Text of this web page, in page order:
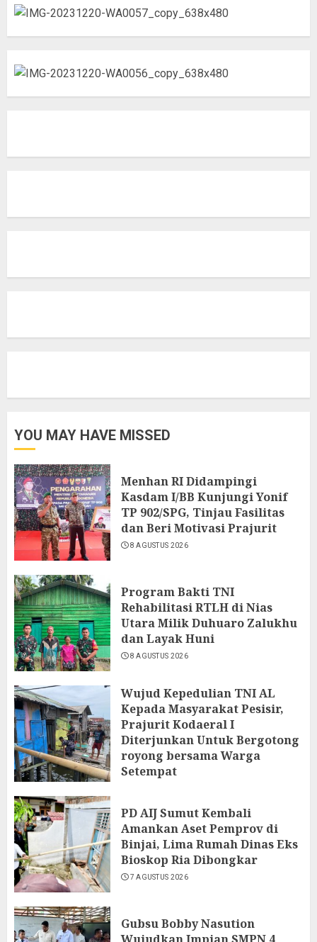
YOU MAY HAVE MISSED
Menhan RI Didampingi
Kasdam I/BB Kunjungi Yonif
TP 902/SPG, Tinjau Fasilitas
dan Beri Motivasi Prajurit
8 AGUSTUS 2026
Program Bakti TNI
Rehabilitasi RTLH di Nias
Utara Milik Duhuaro Zalukhu
dan Layak Huni
8 AGUSTUS 2026
Wujud Kepedulian TNI AL
Kepada Masyarakat Pesisir,
Prajurit Kodaeral I
Diterjunkan Untuk Bergotong
royong bersama Warga
Setempat
PD AIJ Sumut Kembali
Amankan Aset Pemprov di
Binjai, Lima Rumah Dinas Eks
Bioskop Ria Dibongkar
7 AGUSTUS 2026
Gubsu Bobby Nasution